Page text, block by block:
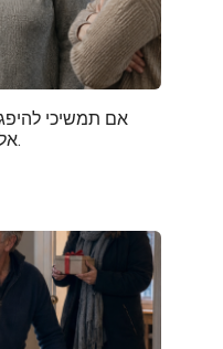
אלייך לשבת — אמר אמיר לאמו.